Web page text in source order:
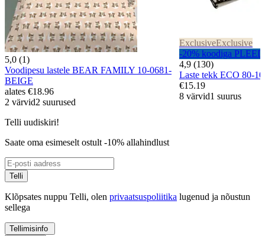
5,0 (1)
Voodipesu lastele BEAR FAMILY 10-0681-
BEIGE
alates €18.96
2 värvid2 suurused
ExclusiveExclusive
-20% koodiga PLEED
4,9 (130)
Laste tekk ECO 80-
€15.19
8 värvid1 suurus
Telli uudiskiri!
Saate oma esimeselt ostult -10% allahindlust
Telli
Klõpsates nuppu Telli, olen privaatsuspoliitika lugenud ja nõustun
sellega
Tellimisinfo